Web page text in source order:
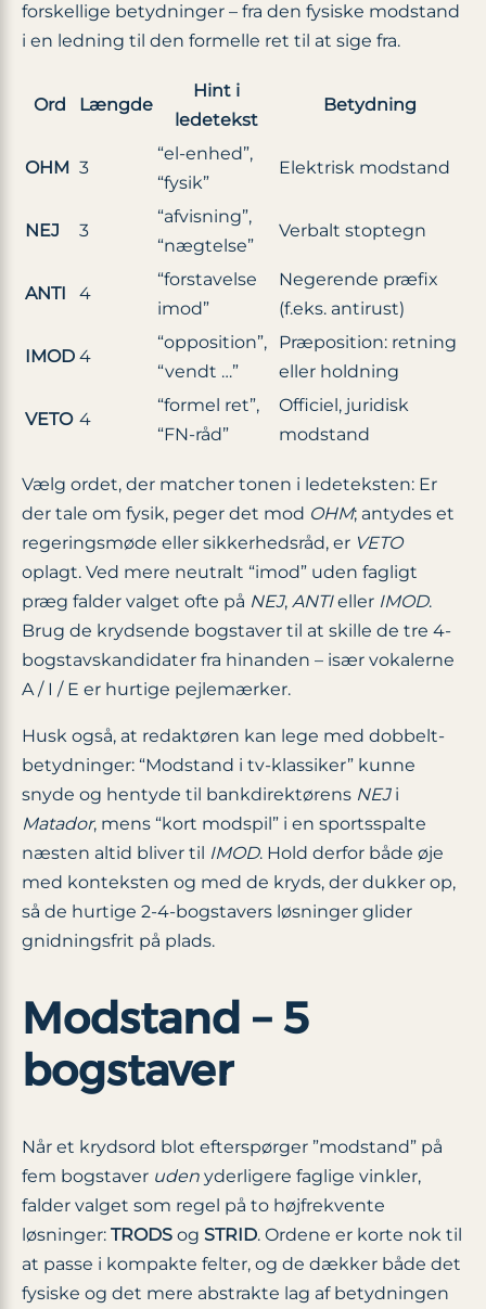
forskellige betydninger – fra den fysiske modstand
i en ledning til den formelle ret til at sige fra.
Ord Længde
Hint i
ledetekst
Betydning
OHM 3
“el-enhed”,
“fysik”
Elektrisk modstand
NEJ 3
“afvisning”,
“nægtelse”
Verbalt stoptegn
ANTI 4
“forstavelse
imod”
Negerende præfix
(f.eks. antirust)
IMOD 4
“opposition”,
“vendt …”
Præposition: retning
eller holdning
VETO 4
“formel ret”,
“FN-råd”
Officiel, juridisk
modstand
Vælg ordet, der matcher tonen i lede­teksten: Er
der tale om fysik, peger det mod OHM; antydes et
regerings­møde eller sikkerheds­råd, er VETO
oplagt. Ved mere neutralt “imod” uden fagligt
præg falder valget ofte på NEJ, ANTIeller IMOD.
Brug de krydsende bogstaver til at skille de tre 4-
bogstavs­kandidater fra hinanden – især vokalerne
A / I / E er hurtige pejlemærker.
Husk også, at redaktøren kan lege med dobbelt­
betydninger: “Modstand i tv-klassiker” kunne
snyde og hentyde til bank­direktørens NEJi
Matador, mens “kort modspil” i en sportsspalte
næsten altid bliver til IMOD. Hold derfor både øje
med konteksten og med de kryds, der dukker op,
så de hurtige 2-4-bogstavers løsninger glider
gnidningsfrit på plads.
Modstand – 5
bogstaver
Når et krydsord blot efterspørger ”modstand” på
fem bogstaver uden yderligere faglige vinkler,
falder valget som regel på to højfrekvente
løsninger: TRODS og STRID. Ordene er korte nok til
at passe i kompakte felter, og de dækker både det
fysiske og det mere abstrakte lag af betydningen